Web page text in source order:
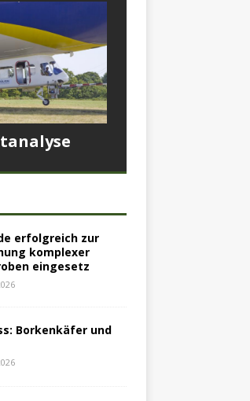
erfolgreich zur
komplexer
eingesetz
Borkenkäfer und